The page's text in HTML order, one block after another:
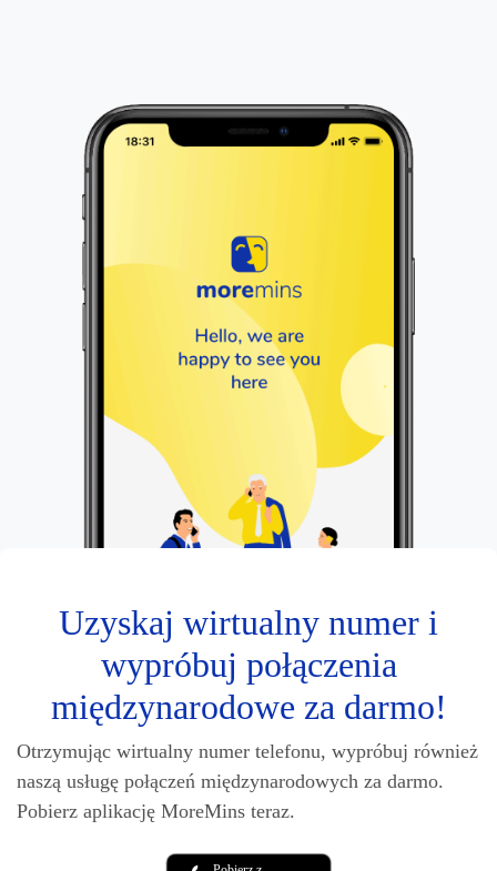
Uzyskaj wirtualny numer i
wypróbuj połączenia
międzynarodowe za darmo!
Otrzymując wirtualny numer telefonu, wypróbuj również
naszą usługę połączeń międzynarodowych za darmo.
Pobierz aplikację MoreMins teraz.